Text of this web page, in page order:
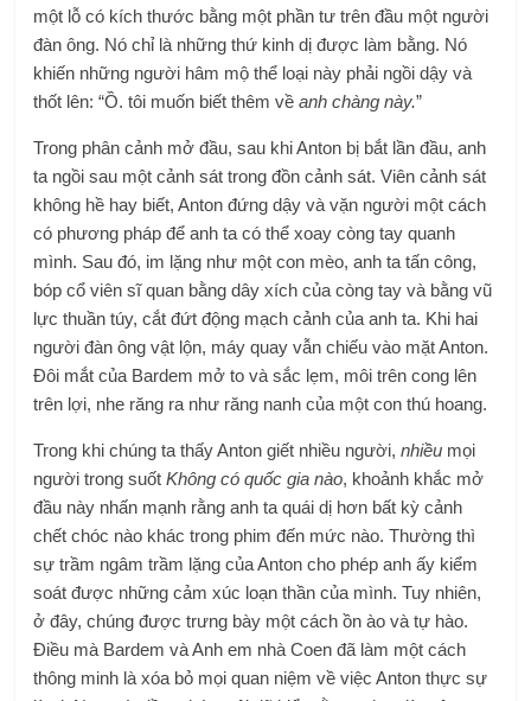
một lỗ có kích thước bằng một phần tư trên đầu một người
đàn ông. Nó chỉ là những thứ kinh dị được làm bằng. Nó
khiến những người hâm mộ thể loại này phải ngồi dậy và
thốt lên: “Ồ. tôi muốn biết thêm vềanh chàng này.”
Trong phân cảnh mở đầu, sau khi Anton bị bắt lần đầu, anh
ta ngồi sau một cảnh sát trong đồn cảnh sát. Viên cảnh sát
không hề hay biết, Anton đứng dậy và vặn người một cách
có phương pháp để anh ta có thể xoay còng tay quanh
mình. Sau đó, im lặng như một con mèo, anh ta tấn công,
bóp cổ viên sĩ quan bằng dây xích của còng tay và bằng vũ
lực thuần túy, cắt đứt động mạch cảnh của anh ta. Khi hai
người đàn ông vật lộn, máy quay vẫn chiếu vào mặt Anton.
Đôi mắt của Bardem mở to và sắc lẹm, môi trên cong lên
trên lợi, nhe răng ra như răng nanh của một con thú hoang.
Trong khi chúng ta thấy Anton giết nhiều người,nhiều mọi
người trong suốtKhông có quốc gia nào, khoảnh khắc mở
đầu này nhấn mạnh rằng anh ta quái dị hơn bất kỳ cảnh
chết chóc nào khác trong phim đến mức nào. Thường thì
sự trầm ngâm trầm lặng của Anton cho phép anh ấy kiểm
soát được những cảm xúc loạn thần của mình. Tuy nhiên,
ở đây, chúng được trưng bày một cách ồn ào và tự hào.
Điều mà Bardem và Anh em nhà Coen đã làm một cách
thông minh là xóa bỏ mọi quan niệm về việc Anton thực sự